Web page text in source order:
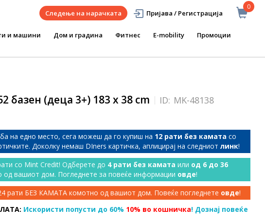
0
Следење на нарачката Пријава / Регистрација
и машини Дом и градина Фитнес E-mobility Промоции
базен (деца 3+) 183 x 38 cm ID: MK-48138
на едно место, сега можеш да го купиш на 12 рати без камата со
Доколку немаш DIners картичка, аплицирај на следниот линк!
со Mint Credit! Одберете до 4 рати без камата или од 6 до 36
од вашиот дом. Погледнете за повеќе информации овде!
рати БЕЗ КАМАТА комотно од вашиот дом. Повеќе погледнете овде!
Искористи попусти до 60% 10% во кошничка! Дознај повеќе